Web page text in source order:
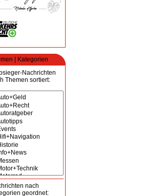
| Kategorien
Nachrichten
Themen sortiert:
nach
geordnet: